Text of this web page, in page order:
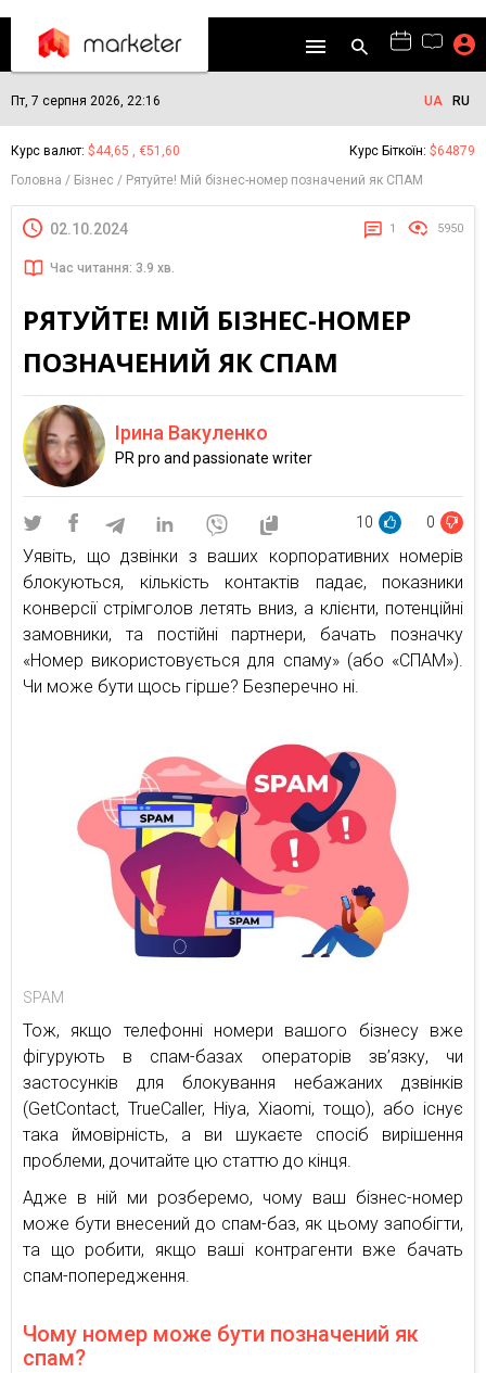
Пт, 7 серпня 2026, 22:16 UA RU
Курс валют: $44,65 , €51,60 Курс Біткоїн: $64879
Головна
Бізнес Рятуйте! Мій бізнес-номер позначений як СПАМ
02.10.2024 1 5950
Час читання: 3.9 хв.
РЯТУЙТЕ! МІЙ БІЗНЕС-НОМЕР
ПОЗНАЧЕНИЙ ЯК СПАМ
Ірина Вакуленко
PR pro and passionate writer
10 0
Уявіть, що дзвінки з ваших корпоративних номерів
блокуються, кількість контактів падає, показники
конверсії стрімголов летять вниз, а клієнти, потенційні
замовники, та постійні партнери, бачать позначку
«Номер використовується для спаму» (або «СПАМ»).
Чи може бути щось гірше? Безперечно ні.
SPAM
Тож, якщо телефонні номери вашого бізнесу вже
фігурують в спам-базах операторів зв’язку, чи
застосунків для блокування небажаних дзвінків
(GetContact, TrueCaller, Hiya, Xiaomi, тощо), або існує
така ймовірність, а ви шукаєте спосіб вирішення
проблеми, дочитайте цю статтю до кінця.
Адже в ній ми розберемо, чому ваш бізнес-номер
може бути внесений до спам-баз, як цьому запобігти,
та що робити, якщо ваші контрагенти вже бачать
спам-попередження.
Чому номер може бути позначений як
спам?